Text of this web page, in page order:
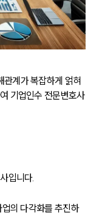
관계가 복잡하게 얽혀
기업인수 전문변호사
입니다.
의 다각화를 추진하